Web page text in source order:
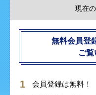
現在
無料会員登
ご覧
会員登録は無料！